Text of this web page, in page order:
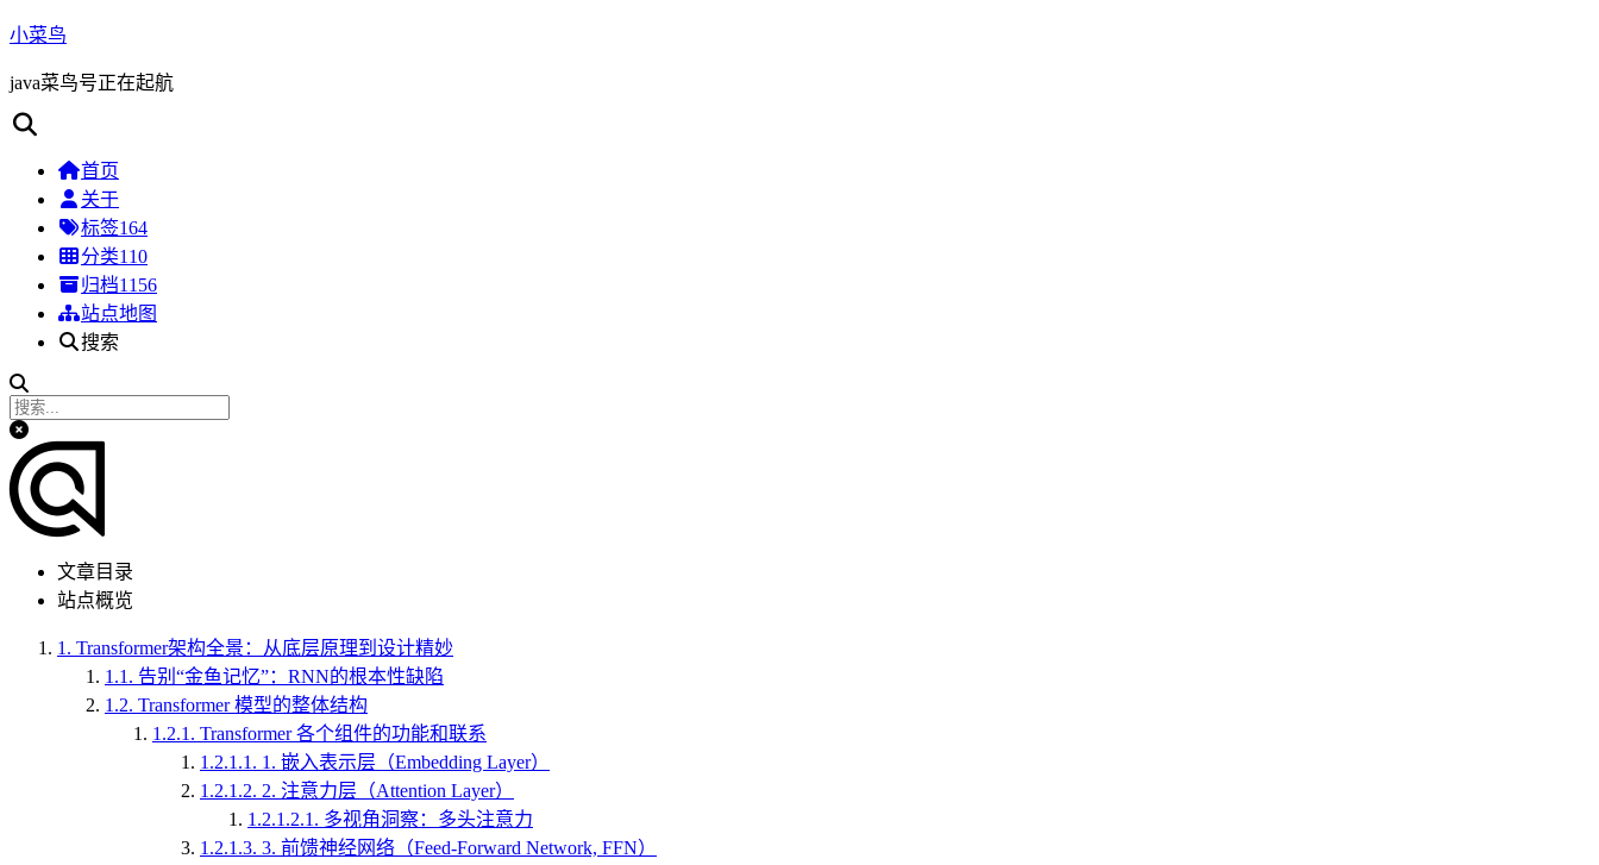
小菜鸟
java菜鸟号正在起航
首页
关于
标签164
分类110
归档1156
站点地图
搜索
文章目录
站点概览
1. Transformer架构全景：从底层原理到设计精妙
1.1. 告别“金鱼记忆”：RNN的根本性缺陷
1.2. Transformer 模型的整体结构
1.2.1. Transformer 各个组件的功能和联系
1.2.1.1. 1. 嵌入表示层（Embedding Layer）
1.2.1.2. 2. 注意力层（Attention Layer）
1.2.1.2.1. 多视角洞察：多头注意力
1.2.1.3. 3. 前馈神经网络（Feed-Forward Network, FFN）